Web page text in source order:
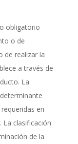
obligatorio
o de
de realizar la
a través de
La
en
La clasificación
de la